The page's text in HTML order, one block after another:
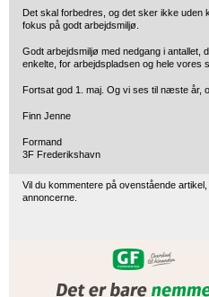
Det skal forbedres, og det sker ikke uden
fokus på godt arbejdsmiljø.
Godt arbejdsmiljø med nedgang i antallet,
enkelte, for arbejdspladsen og hele vores
Fortsat god 1. maj. Og vi ses til næste år,
Finn Jenne
Formand
3F Frederikshavn
Vil du kommentere på ovenstående
annoncerne.